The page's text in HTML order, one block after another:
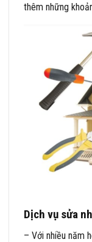
thêm những
Dịch vụ sửa
– Với nhiều năm